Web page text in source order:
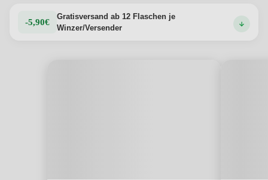
-5,90€
Gratisversand ab 12 Flaschen je
Winzer/Versender